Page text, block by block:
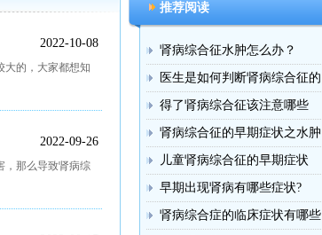
2022-10-08
大的，大家都想知
2022-09-26
，那么导致肾病综
推荐阅读
肾病综合征水肿怎么办？
医生是如何判断肾病综合征的
得了肾病综合征该注意哪些
肾病综合征的早期症状之水肿
儿童肾病综合征的早期症状
早期出现肾病有哪些症状?
肾病综合症的临床症状有哪些